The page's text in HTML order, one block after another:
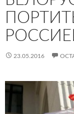
23.05.2016